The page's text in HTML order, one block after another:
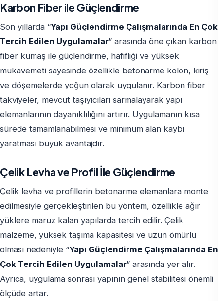
Karbon Fiber ile Güçlendirme
Son yıllarda “Yapı Güçlendirme Çalışmalarında En Çok
Tercih Edilen Uygulamalar” arasında öne çıkan karbon
fiber kumaş ile güçlendirme, hafifliği ve yüksek
mukavemeti sayesinde özellikle betonarme kolon, kiriş
ve döşemelerde yoğun olarak uygulanır. Karbon fiber
takviyeler, mevcut taşıyıcıları sarmalayarak yapı
elemanlarının dayanıklılığını artırır. Uygulamanın kısa
sürede tamamlanabilmesi ve minimum alan kaybı
yaratması büyük avantajdır.
Çelik Levha ve Profil İle Güçlendirme
Çelik levha ve profillerin betonarme elemanlara monte
edilmesiyle gerçekleştirilen bu yöntem, özellikle ağır
yüklere maruz kalan yapılarda tercih edilir. Çelik
malzeme, yüksek taşıma kapasitesi ve uzun ömürlü
olması nedeniyle “Yapı Güçlendirme Çalışmalarında En
Çok Tercih Edilen Uygulamalar” arasında yer alır.
Ayrıca, uygulama sonrası yapının genel stabilitesi önemli
ölçüde artar.